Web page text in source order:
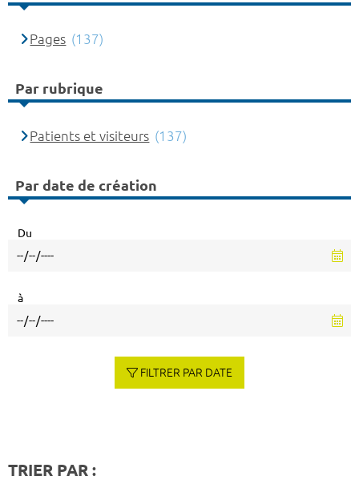
Pages (137)
Par rubrique
Patients et visiteurs (137)
Par date de création
Du
à
FILTRER PAR DATE
TRIER PAR :